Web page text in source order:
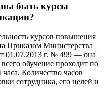
быть курсы
курсов повышения
Приказом Министерства
01.07.2013 г. № 499 — она
обучение проходит по
Количество часов
сотрудника, его целей и